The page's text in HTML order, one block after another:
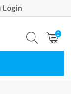
Login
0